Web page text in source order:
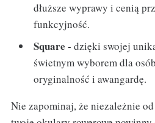
dłuższe wyprawy i cenią
funkcyjność.
Square - dzięki swojej
świetnym wyborem dla
oryginalność i awangardę.
Nie zapominaj, że niezależnie